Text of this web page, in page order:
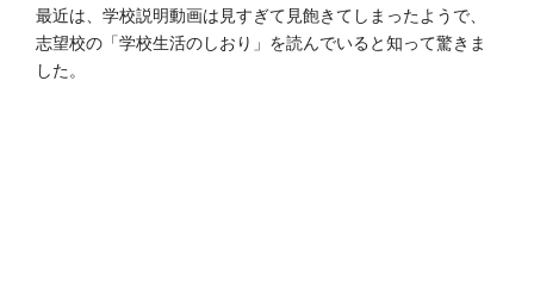
最近は、学校説明動画は見すぎて見飽きてしまったようで、
志望校の「学校生活のしおり」を読んでいると知って驚きま
した。